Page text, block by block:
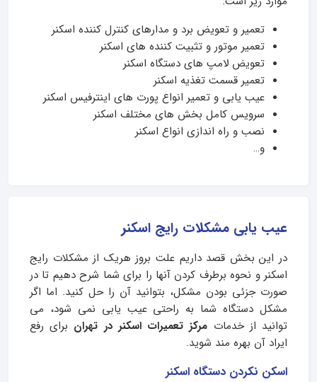
تعمیر و تعویض برد و مدارهای کنترل‌ کننده اسکنر
تعمیر موتور و تثبیت ‌کننده ‌های اسکنر
تعویض لامپ های دستگاه اسکنر
تعمیر قسمت تغذیه اسکنر
عیب یابی و تعمیر انواع پورت های اینترفیس اسکنر
سرویس کامل بخش های مختلف اسکنر
نصب و راه اندازی انواع اسکنر
و…
عیب یابی مشکلات رایج اسکنر
در این بخش قصد داریم علت بروز هریک از مشکلات رایج
اسکنر و نحوه برطرف کردن آنها را برای شما شرح دهیم تا در
صورت جزئی بودن مشکل، بتوانید آن را حل کنید. اما اگر
مشکل دستگاه شما به راحتی عیب یابی نمی شود، می
توانید از خدمات مرکز تعمیرات اسکنر در تهران برای رفع
ایراد آن بهره مند شوید.
اسکن نکردن دستگاه اسکنر